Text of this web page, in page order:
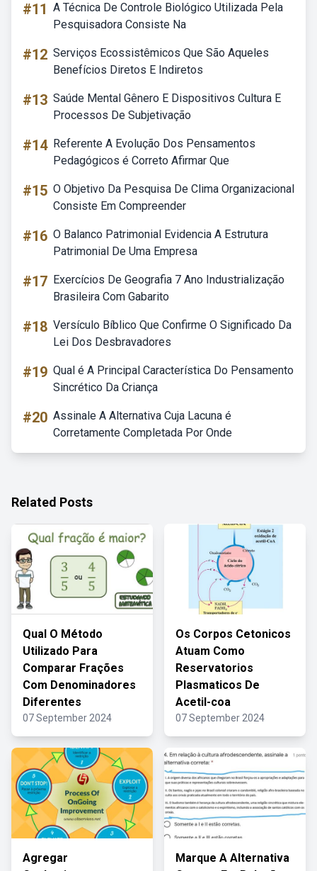
#11 A Técnica De Controle Biológico Utilizada Pela
Pesquisadora Consiste Na
#12 Serviços Ecossistêmicos Que São Aqueles
Benefícios Diretos E Indiretos
#13 Saúde Mental Gênero E Dispositivos Cultura E
Processos De Subjetivação
#14 Referente A Evolução Dos Pensamentos
Pedagógicos é Correto Afirmar Que
#15 O Objetivo Da Pesquisa De Clima Organizacional
Consiste Em Compreender
#16 O Balanco Patrimonial Evidencia A Estrutura
Patrimonial De Uma Empresa
#17 Exercícios De Geografia 7 Ano Industrialização
Brasileira Com Gabarito
#18 Versículo Bíblico Que Confirme O Significado Da
Lei Dos Desbravadores
#19 Qual é A Principal Característica Do Pensamento
Sincrético Da Criança
#20 Assinale A Alternativa Cuja Lacuna é
Corretamente Completada Por Onde
Related Posts
Qual O Método
Utilizado Para
Comparar Frações
Com Denominadores
Diferentes
07 September 2024
Os Corpos Cetonicos
Atuam Como
Reservatorios
Plasmaticos De
Acetil-coa
07 September 2024
Agregar
Marque A Alternativa